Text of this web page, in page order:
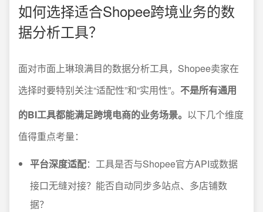
如何选择适合Shopee跨境业务的数
据分析工具？
面对市面上琳琅满目的数据分析工具，Shopee卖家在
选择时要特别关注“适配性”和“实用性”。 不是所有通用
的BI工具都能满足跨境电商的业务场景。 以下几个维度
值得重点考量：
平台深度适配：工具是否与Shopee官方API或数据
接口无缝对接？能否自动同步多站点、多店铺数
据？